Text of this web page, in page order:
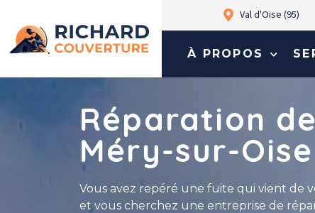
Val d'Oise (95)
À PROPOS
Réparation
Méry-sur-
Vous avez repéré une fuite qui vient de
et vous cherchez une entreprise de